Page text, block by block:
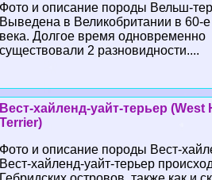
Фото и описание породы Вельш-
Выведена в Великобритании в 60-
века. Долгое время одновременно
существовали 2 разновидности....
Вест-хайленд-уайт-терьер (West
Terrier)
Фото и описание породы Вест-
Вест-хайленд-уайт-терьер